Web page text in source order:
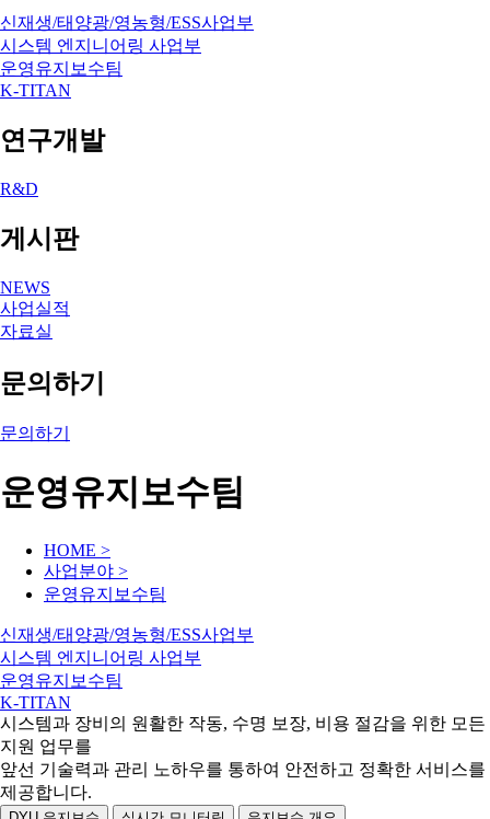
신재생/태양광/영농형/ESS사업부
시스템 엔지니어링 사업부
운영유지보수팀
K-TITAN
연구개발
R&D
게시판
NEWS
사업실적
자료실
문의하기
문의하기
운영유지보수팀
HOME >
사업분야 >
운영유지보수팀
신재생/태양광/영농형/ESS사업부
시스템 엔지니어링 사업부
운영유지보수팀
K-TITAN
시스템과 장비의 원활한 작동, 수명 보장, 비용 절감을 위한 모든
지원 업무를
앞선 기술력과 관리 노하우를 통하여 안전하고 정확한 서비스를
제공합니다.